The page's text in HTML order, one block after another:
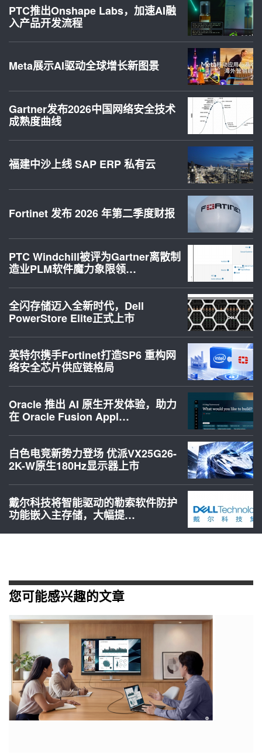
PTC推出Onshape Labs，加速AI融
入产品开发流程
Meta展示AI驱动全球增长新图景
Gartner发布2026中国网络安全技术
成熟度曲线
福建中沙上线 SAP ERP 私有云
Fortinet 发布 2026 年第二季度财报
PTC Windchill被评为Gartner离散制
造业PLM软件魔力象限领…
全闪存储迈入全新时代，Dell
PowerStore Elite正式上市
英特尔携手Fortinet打造SP6 重构网
络安全芯片供应链格局
Oracle 推出 AI 原生开发体验，助力
在 Oracle Fusion Appl…
白色电竞新势力登场 优派VX25G26-
2K-W原生180Hz显示器上市
戴尔科技将智能驱动的勒索软件防护
功能嵌入主存储，大幅提…
您可能感兴趣的文章